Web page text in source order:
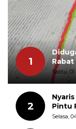
1
Sabtu,
2
Pintu
Selasa,